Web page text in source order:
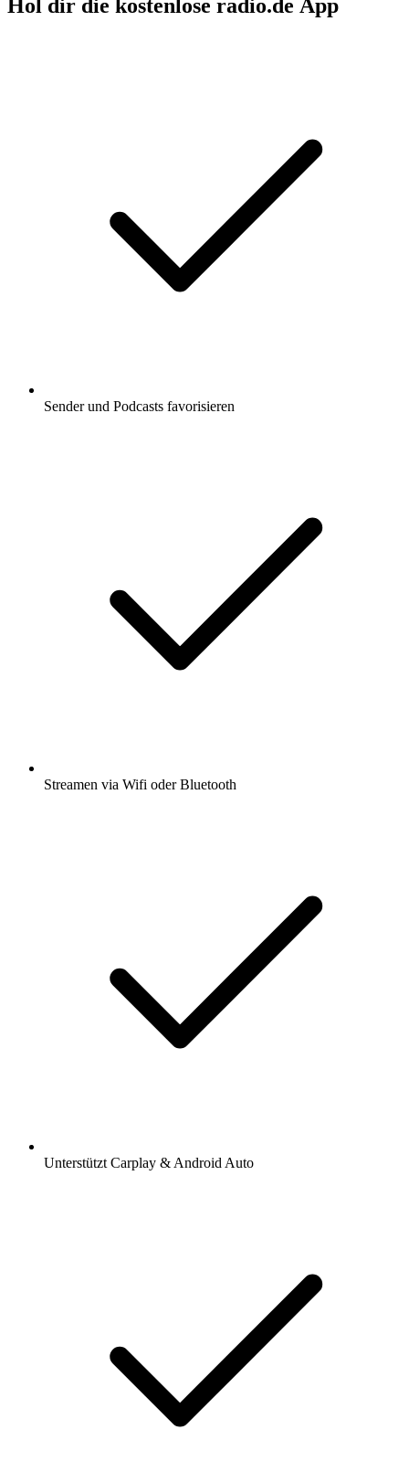
Hol dir die kostenlose radio.de App
Sender und Podcasts favorisieren
Streamen via Wifi oder Bluetooth
Unterstützt Carplay & Android Auto